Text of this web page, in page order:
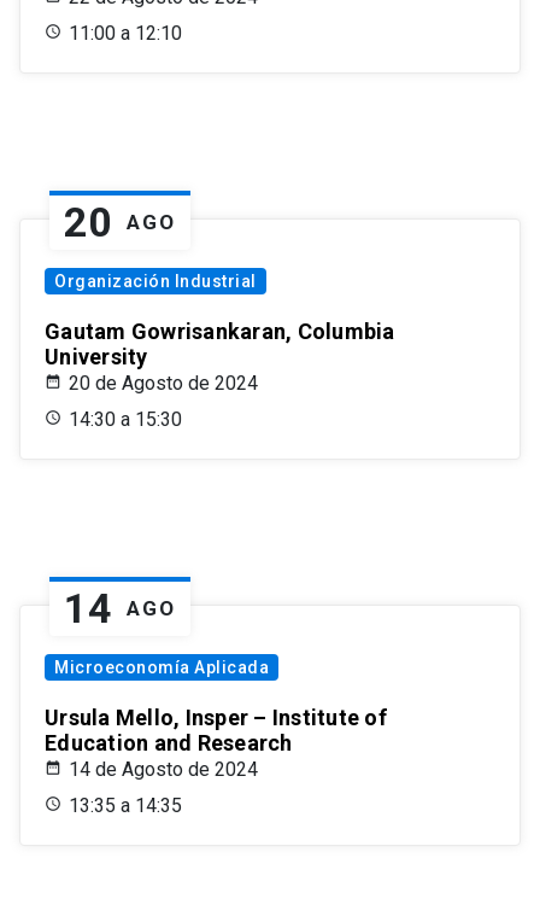
11:00 a 12:10
20 AGO
Organización Industrial
Gautam Gowrisankaran, Columbia
University
20 de Agosto de 2024
14:30 a 15:30
14 AGO
Microeconomía Aplicada
Ursula Mello, Insper – Institute of
Education and Research
14 de Agosto de 2024
13:35 a 14:35